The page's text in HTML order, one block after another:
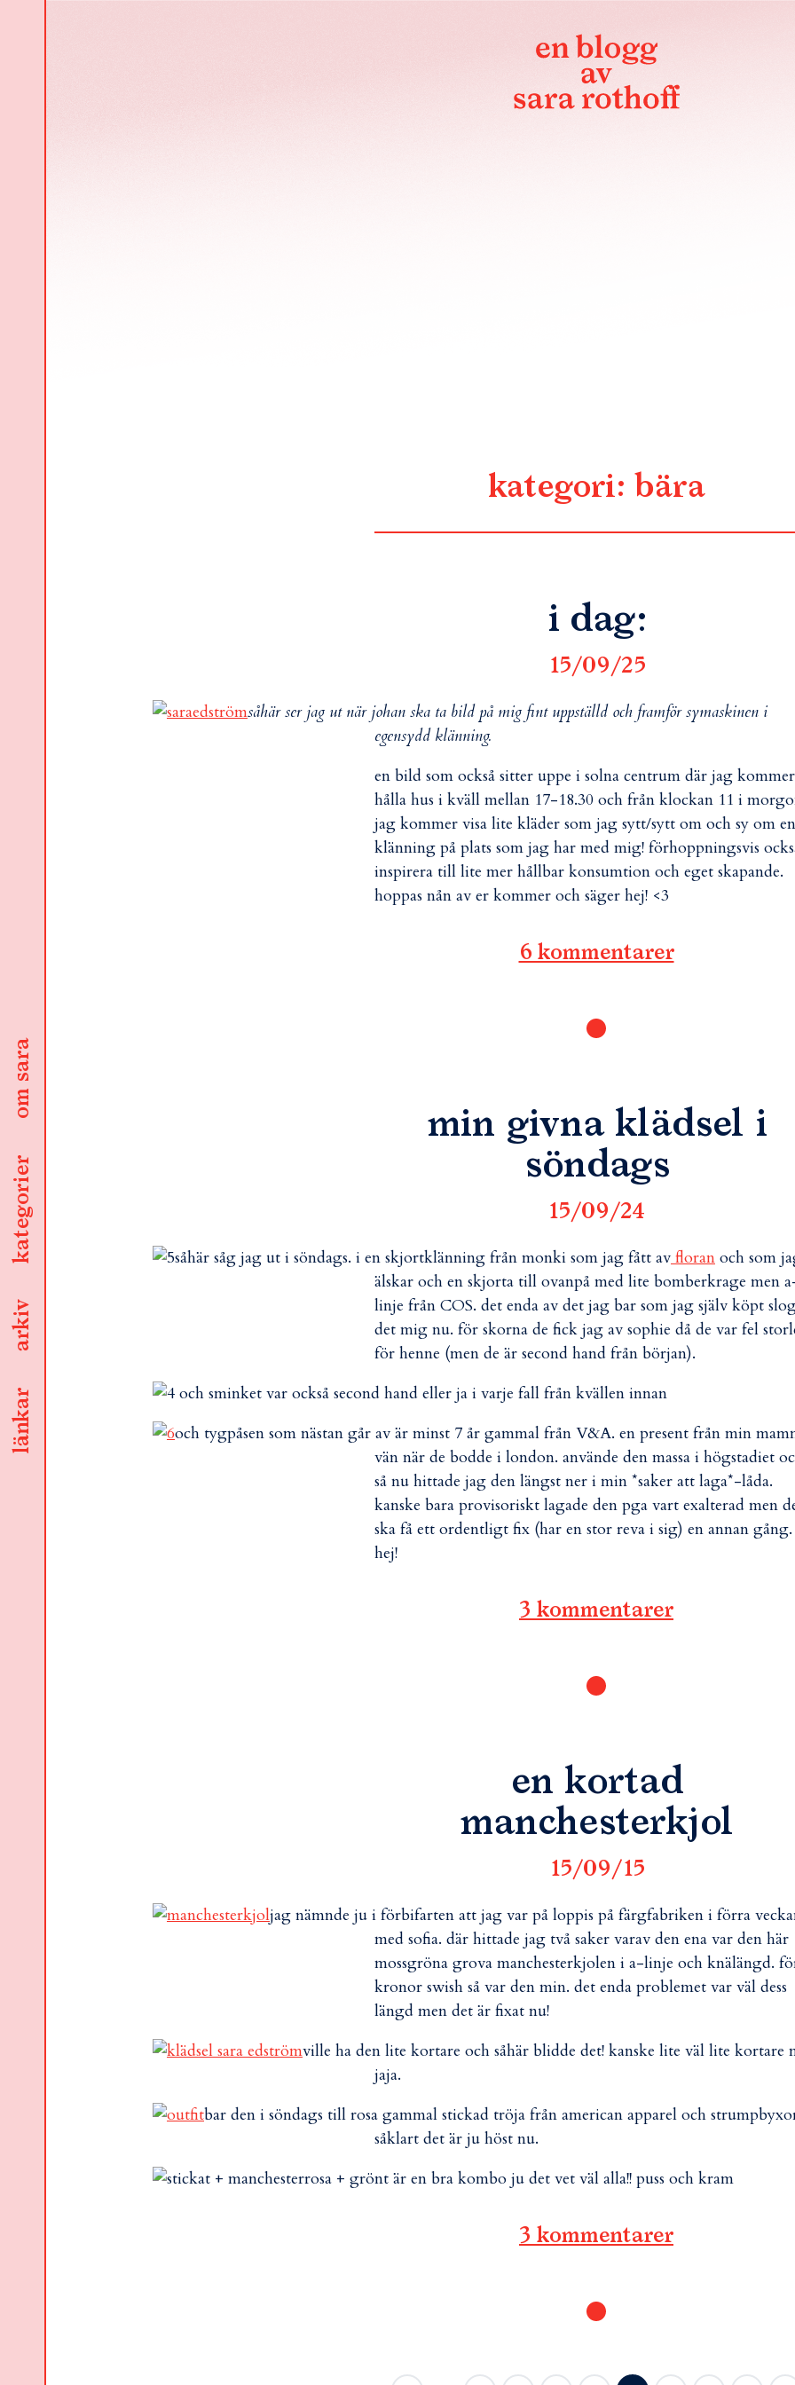
länkar
arkiv
kategorier
om sara
kategori: bära
i dag:
15/09/25
såhär ser jag ut när johan ska ta bild på mig fint uppställd och framför symaskinen i
egensydd klänning.
en bild som också sitter uppe i solna centrum där jag kommer
hålla hus i kväll mellan 17-18.30 och från klockan 11 i
jag kommer visa lite kläder som jag sytt/sytt om och sy om en
klänning på plats som jag har med mig! förhoppningsvis
inspirera till lite mer hållbar konsumtion och eget skapande.
hoppas nån av er kommer och säger hej! <3
6 kommentarer
min givna klädsel i
söndags
15/09/24
såhär såg jag ut i söndags. i en skjortklänning från monki som jag fått avfloran och som
älskar och en skjorta till ovanpå med lite bomberkrage men
linje från COS. det enda av det jag bar som jag själv köpt
det mig nu. för skorna de fick jag av sophie då de var fel
för henne (men de är second hand från början).
och sminket var också second hand eller ja i varje fall från kvällen innan
och tygpåsen som nästan går av är minst 7 år gammal från V&A. en present från min
vän när de bodde i london. använde den massa i högstadiet
så nu hittade jag den längst ner i min *saker att laga*-låda.
kanske bara provisoriskt lagade den pga vart exalterad men
ska få ett ordentligt fix (har en stor reva i sig) en annan gång.
hej!
3 kommentarer
en kortad
manchesterkjol
15/09/15
jag nämnde ju i förbifarten att jag var på loppis på färgfabriken i förra
med sofia. där hittade jag två saker varav den ena var den här
mossgröna grova manchesterkjolen i a-linje och knälängd.
kronor swish så var den min. det enda problemet var väl dess
längd men det är fixat nu!
ville ha den lite kortare och såhär blidde det! kanske lite väl lite kortare
jaja.
bar den i söndags till rosa gammal stickad tröja från american apparel och
såklart det är ju höst nu.
rosa + grönt är en bra kombo ju det vet väl alla!! puss och kram
3 kommentarer